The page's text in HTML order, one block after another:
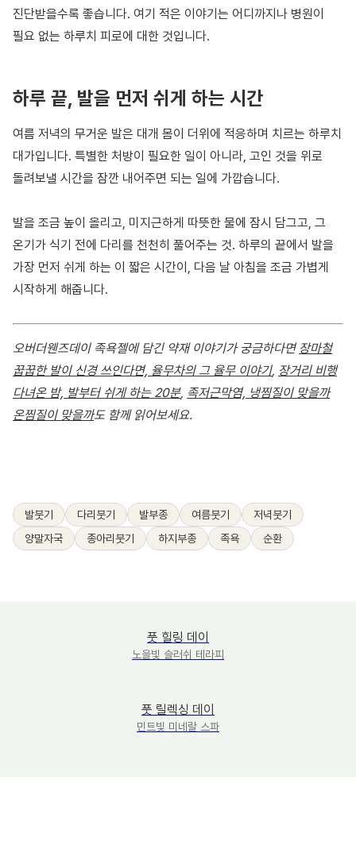
진단받을수록 좋습니다. 여기 적은 이야기는 어디까지나 병원이
필요 없는 하루치 피로에 대한 것입니다.
하루 끝, 발을 먼저 쉬게 하는 시간
여름 저녁의 무거운 발은 대개 몸이 더위에 적응하며 치르는 하루치
대가입니다. 특별한 처방이 필요한 일이 아니라, 고인 것을 위로
돌려보낼 시간을 잠깐 내어주면 되는 일에 가깝습니다.
발을 조금 높이 올리고, 미지근하게 따뜻한 물에 잠시 담그고, 그
온기가 식기 전에 다리를 천천히 풀어주는 것. 하루의 끝에서 발을
가장 먼저 쉬게 하는 이 짧은 시간이, 다음 날 아침을 조금 가볍게
시작하게 해줍니다.
오버더웬즈데이 족욕젤에 담긴 약재 이야기가 궁금하다면 장마철
꿉꿉한 발이 신경 쓰인다면, 율무차의 그 율무 이야기, 장거리 비행
다녀온 밤, 발부터 쉬게 하는 20분, 족저근막염, 냉찜질이 맞을까
온찜질이 맞을까도 함께 읽어보세요.
발붓기 다리붓기 발부종 여름붓기
저녁붓기
양말자국
종아리붓기 하지부종 족욕 순환
풋 힐링 데이
노을빛 슬러쉬 테라피
풋 릴렉싱 데이
민트빛 미네랄 스파